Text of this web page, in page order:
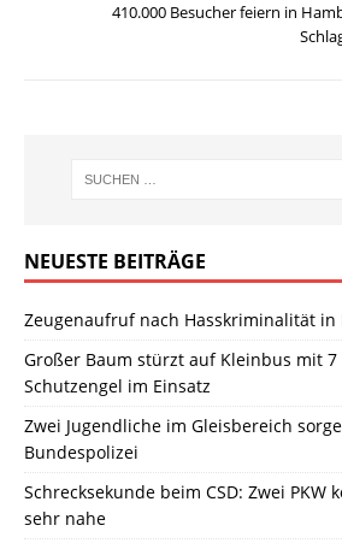
410.000 Besucher feiern in
NEUESTE BEITRÄGE
Zeugenaufruf nach Hasskriminalität in
Großer Baum stürzt auf Kleinbus mit 7
Schutzengel im Einsatz
Zwei Jugendliche im Gleisbereich
Bundespolizei
Schrecksekunde beim CSD: Zwei PKW
sehr nahe